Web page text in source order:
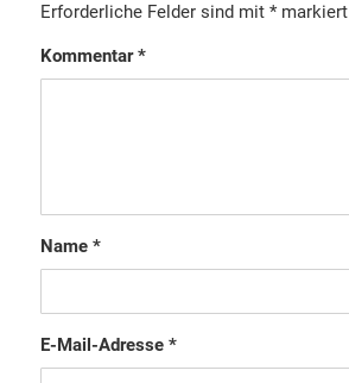
Erforderliche Felder sind mit *markiert
Kommentar*
Name *
E-Mail-Adresse *